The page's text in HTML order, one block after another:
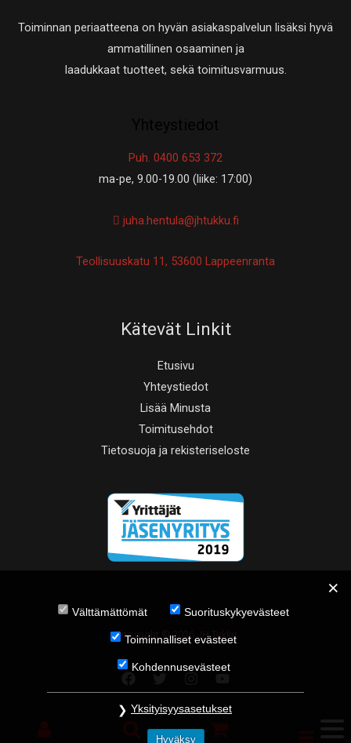
Toiminnan periaatteena on hyvän asiakaspalvelun lisäksi hyvä
ammatillinen osaaminen ja
laadukkaat tuotteet, sekä toimitusvarmuus.
Puh. 0400 653 372
ma-pe, 9.00-19.00 (liike: 17:00)
juha.hentula@jhtukku.fi
Teollisuuskatu 11, 53600 Lappeenranta
Kätevät Linkit
Etusivu
Yhteystiedot
Lisää Minusta
Toimitusehdot
Tietosuoja ja rekisteriseloste
Copyright © 2026 JH Tukku
Välttämättömät Suorituskykyevästeet
Toiminnalliset evästeet
Kohdennusevästeet
Yksityisyysasetukset
Hyväksy